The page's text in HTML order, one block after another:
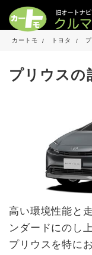
カートモ トヨタ
プリウスの
高い環境性能と
ンダードにのし
プリウスを特に